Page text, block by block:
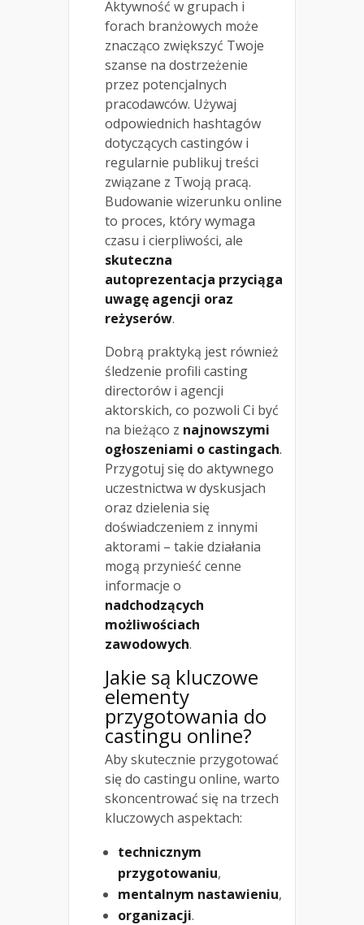
Aktywność w grupach i
forach branżowych może
znacząco zwiększyć Twoje
szanse na dostrzeżenie
przez potencjalnych
pracodawców. Używaj
odpowiednich hashtagów
dotyczących castingów i
regularnie publikuj treści
związane z Twoją pracą.
Budowanie wizerunku online
to proces, który wymaga
czasu i cierpliwości, ale
skuteczna
autoprezentacja przyciąga
uwagę agencji oraz
reżyserów.
Dobrą praktyką jest również
śledzenie profili casting
directorów i agencji
aktorskich, co pozwoli Ci być
na bieżąco z najnowszymi
ogłoszeniami o castingach.
Przygotuj się do aktywnego
uczestnictwa w dyskusjach
oraz dzielenia się
doświadczeniem z innymi
aktorami – takie działania
mogą przynieść cenne
informacje o
nadchodzących
możliwościach
zawodowych.
Jakie są kluczowe
elementy
przygotowania do
castingu online?
Aby skutecznie przygotować
się do castingu online, warto
skoncentrować się na trzech
kluczowych aspektach:
technicznym
przygotowaniu,
mentalnym nastawieniu,
organizacji.